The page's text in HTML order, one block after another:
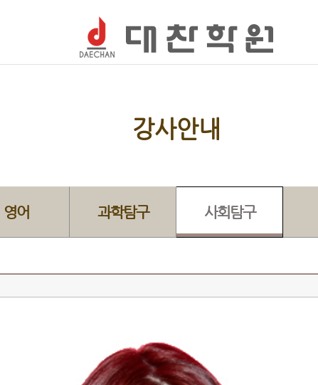
강사안내
영어 과학탐구 사회탐구